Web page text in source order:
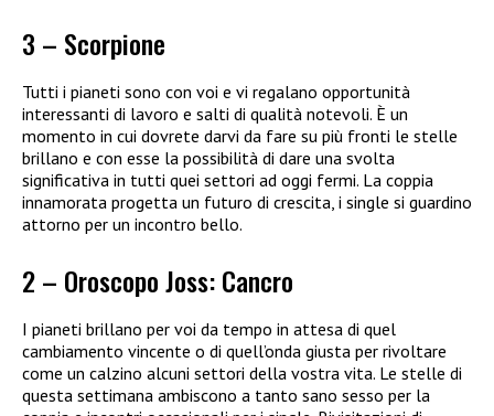
3 – Scorpione
Tutti i pianeti sono con voi e vi regalano opportunità
interessanti di lavoro e salti di qualità notevoli. È un
momento in cui dovrete darvi da fare su più fronti le stelle
brillano e con esse la possibilità di dare una svolta
significativa in tutti quei settori ad oggi fermi. La coppia
innamorata progetta un futuro di crescita, i single si guardino
attorno per un incontro bello.
2 – Oroscopo Joss: Cancro
I pianeti brillano per voi da tempo in attesa di quel
cambiamento vincente o di quell’onda giusta per rivoltare
come un calzino alcuni settori della vostra vita. Le stelle di
questa settimana ambiscono a tanto sano sesso per la